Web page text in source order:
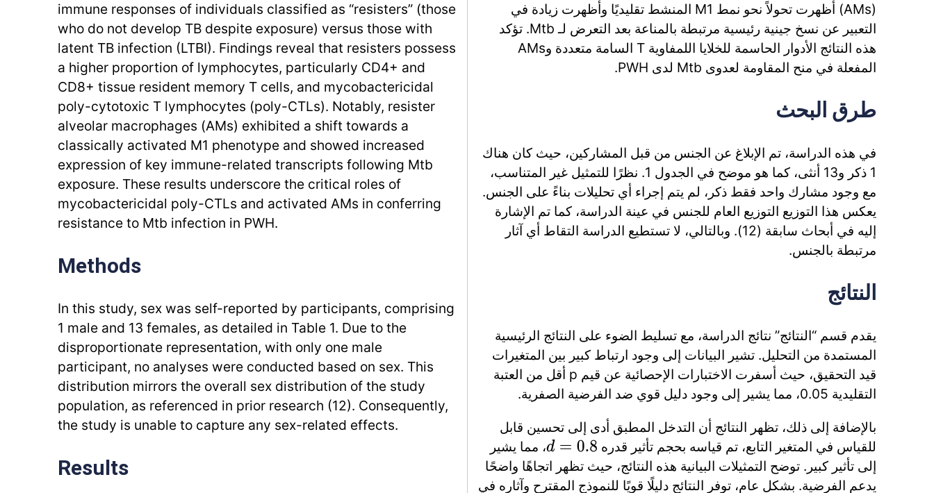
(AMs) أظهرت تحولاً نحو نمط M1 المنشط تقليديًا وأظهرت زيادة في
التعبير عن نسخ جينية رئيسية مرتبطة بالمناعة بعد التعرض لـ Mtb. تؤكد
هذه النتائج الأدوار الحاسمة للخلايا اللمفاوية T السامة متعددة وAMs
المفعلة في منح المقاومة لعدوى Mtb لدى PWH.
طرق البحث
في هذه الدراسة، تم الإبلاغ عن الجنس من قبل المشاركين، حيث كان هناك
1 ذكر و13 أنثى، كما هو موضح في الجدول 1. نظرًا للتمثيل غير المتناسب،
مع وجود مشارك واحد فقط ذكر، لم يتم إجراء أي تحليلات بناءً على الجنس.
يعكس هذا التوزيع التوزيع العام للجنس في عينة الدراسة، كما تم الإشارة
إليه في أبحاث سابقة (12). وبالتالي، لا تستطيع الدراسة التقاط أي آثار
مرتبطة بالجنس.
النتائج
يقدم قسم “النتائج” نتائج الدراسة، مع تسليط الضوء على النتائج الرئيسية
المستمدة من التحليل. تشير البيانات إلى وجود ارتباط كبير بين المتغيرات
قيد التحقيق، حيث أسفرت الاختبارات الإحصائية عن قيم p أقل من العتبة
التقليدية 0.05، مما يشير إلى وجود دليل قوي ضد الفرضية الصفرية.
بالإضافة إلى ذلك، تظهر النتائج أن التدخل المطبق أدى إلى تحسين قابل
للقياس في المتغير التابع، تم قياسه بحجم تأثير قدره
d=0.8
، مما يشير
إلى تأثير كبير. توضح التمثيلات البيانية هذه النتائج، حيث تظهر اتجاهًا واضحًا
يدعم الفرضية. بشكل عام، توفر النتائج دليلًا قويًا للنموذج المقترح وآثاره في
immune responses of individuals classified as “resisters” (those
who do not develop TB despite exposure) versus those with
latent TB infection (LTBI). Findings reveal that resisters possess
a higher proportion of lymphocytes, particularly CD4+ and
CD8+ tissue resident memory T cells, and mycobactericidal
poly-cytotoxic T lymphocytes (poly-CTLs). Notably, resister
alveolar macrophages (AMs) exhibited a shift towards a
classically activated M1 phenotype and showed increased
expression of key immune-related transcripts following Mtb
exposure. These results underscore the critical roles of
mycobactericidal poly-CTLs and activated AMs in conferring
resistance to Mtb infection in PWH.
Methods
In this study, sex was self-reported by participants, comprising
1 male and 13 females, as detailed in Table 1. Due to the
disproportionate representation, with only one male
participant, no analyses were conducted based on sex. This
distribution mirrors the overall sex distribution of the study
population, as referenced in prior research (12). Consequently,
the study is unable to capture any sex-related effects.
Results